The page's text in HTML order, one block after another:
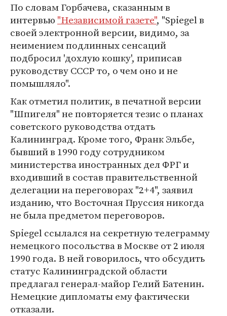
По словам Горбачева, сказанным в
интервью "Независимой газете", "Spiegel в
своей электронной версии, видимо, за
неимением подлинных сенсаций
подбросил 'дохлую кошку', приписав
руководству СССР то, о чем оно и не
помышляло".
Как отметил политик, в печатной версии
"Шпигеля" не повторяется тезис о планах
советского руководства отдать
Калининград. Кроме того, Франк Эльбе,
бывший в 1990 году сотрудником
министерства иностранных дел ФРГ и
входивший в состав правительственной
делегации на переговорах "2+4", заявил
изданию, что Восточная Пруссия никогда
не была предметом переговоров.
Spiegel ссылался на секретную телеграмму
немецкого посольства в Москве от 2 июля
1990 года. В ней говорилось, что обсудить
статус Калининградской области
предлагал генерал-майор Гелий Батенин.
Немецкие дипломаты ему фактически
отказали.